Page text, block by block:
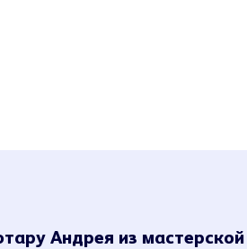
Андрея из мастерской